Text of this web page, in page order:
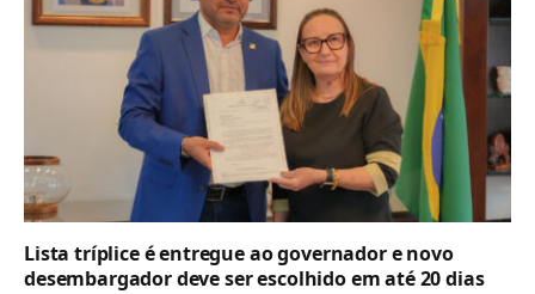
Lista tríplice é entregue ao governador e novo
desembargador deve ser escolhido em até 20 dias